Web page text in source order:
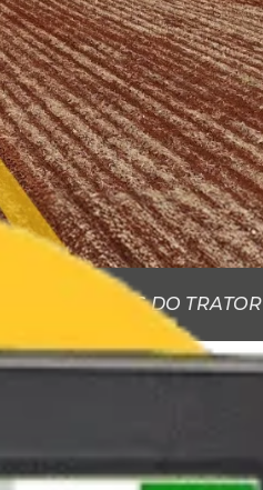
TELA ISOBUS DO TRATOR